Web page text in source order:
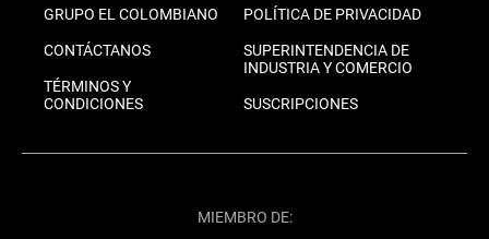
GRUPO EL COLOMBIANO
CONTÁCTANOS
TÉRMINOS Y
CONDICIONES
POLÍTICA DE PRIVACIDAD
SUPERINTENDENCIA DE
INDUSTRIA Y COMERCIO
SUSCRIPCIONES
MIEMBRO DE: